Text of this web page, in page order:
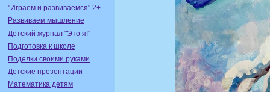
"Играем и развиваемся" 2+
Развиваем мышление
Детский журнал "Это я!"
Подготовка к школе
Поделки своими руками
Детские презентации
Математика детям